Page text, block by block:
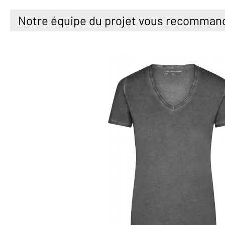
Notre équipe du projet vous